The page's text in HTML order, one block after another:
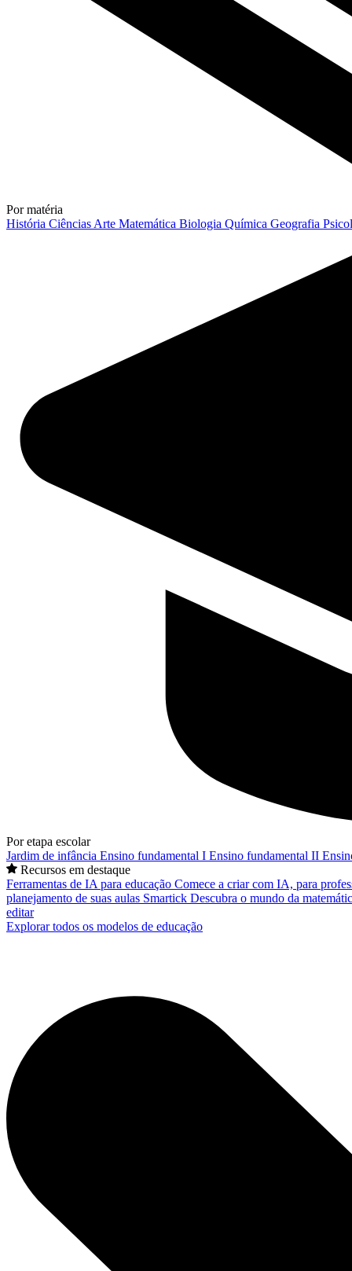
Por matéria
História Ciências Arte Matemática Biologia Química Geografia
Por etapa escolar
Jardim de infância Ensino fundamental I Ensino fundamental II
Recursos em destaque
Ferramentas de IA para educação Comece a criar com IA, para
planejamento de suas aulas Smartick Descubra o mundo da
editar
Explorar todos os modelos de educação